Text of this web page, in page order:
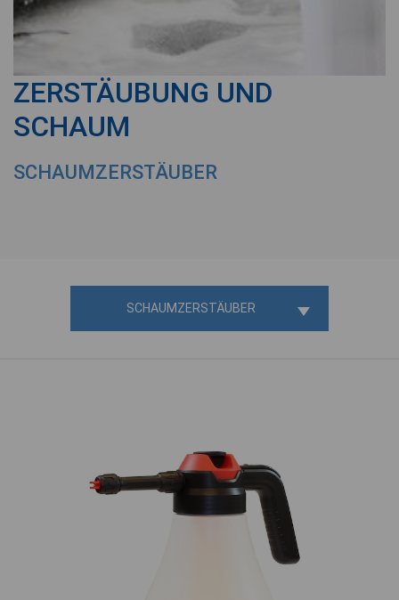
ZERSTÄUBUNG UND
SCHAUM
SCHAUMZERSTÄUBER
SCHAUMZERSTÄUBER